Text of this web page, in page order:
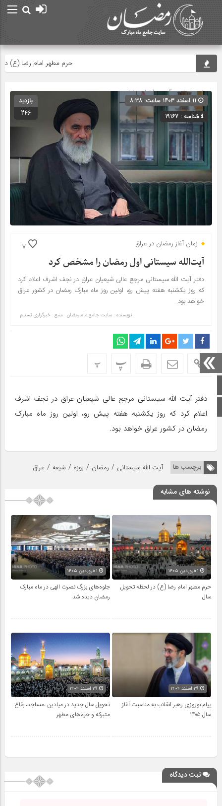
اینستاگرام
حرم مطهر امام رضا (ع) در
صفحه اصلی» گروه »اخبار رمضان
شناسه : 19167
بازدید
246
7 زمان آغاز رمضان در عراق
آیت‌الله سیستانی اول رمضان را مشخص کرد
دفتر آیت الله سیستانی مرجع عالی شیعیان عراق در نجف اشرف اعلام کرد
که روز یکشنبه هفته پیش رو، اولین روز ماه مبارک رمضان در کشور عراق
خواهد بود.
نویسنده : سایت جامع ماه رمضان منبع : خبرگزاری تسنیم
پ پ
دفتر آیت الله سیستانی مرجع عالی شیعیان عراق در نجف اشرف
اعلام کرد که روز یکشنبه هفته پیش رو، اولین روز ماه مبارک
رمضان در کشور عراق خواهد بود.
برچسب ها آیت‌ الله سیستانی / رمضان / روزه / شیعه / عراق
نوشته های مشابه
حرم مطهر امام رضا (ع) در لحظه تحویل
سال
جلوه‌های بزرگ نصرت الهی در ماه مبارک
رمضان دیده شد
پیام نوروزی رهبر انقلاب به مناسبت آغاز
سال ۱۴۰۵
تحویل سال‌ جدید در میادین ،مساجد، بقاع
متبرکه‌ و حرم‌های‌ مطهر
ثبت دیدگاه